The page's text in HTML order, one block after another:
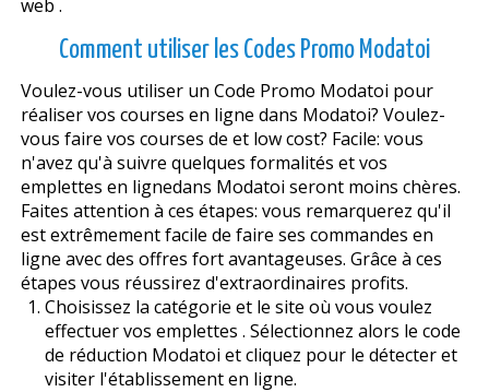
web .
Comment utiliser les Codes Promo Modatoi
Voulez-vous utiliser un Code Promo Modatoi pour
réaliser vos courses en ligne dans Modatoi? Voulez-
vous faire vos courses de et low cost? Facile: vous
n'avez qu'à suivre quelques formalités et vos
emplettes en lignedans Modatoi seront moins chères.
Faites attention à ces étapes: vous remarquerez qu'il
est extrêmement facile de faire ses commandes en
ligne avec des offres fort avantageuses. Grâce à ces
étapes vous réussirez d'extraordinaires profits.
Choisissez la catégorie et le site où vous voulez
effectuer vos emplettes . Sélectionnez alors le code
de réduction Modatoi et cliquez pour le détecter et
visiter l'établissement en ligne.